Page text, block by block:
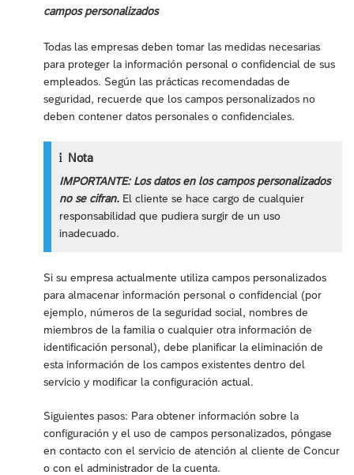
campos personalizados
Todas las empresas deben tomar las medidas necesarias
para proteger la información personal o confidencial de sus
empleados. Según las prácticas recomendadas de
seguridad, recuerde que los campos personalizados no
deben contener datos personales o confidenciales.
Nota
IMPORTANTE: Los datos en los campos personalizados
no se cifran. El cliente se hace cargo de cualquier
responsabilidad que pudiera surgir de un uso
inadecuado.
Si su empresa actualmente utiliza campos personalizados
para almacenar información personal o confidencial (por
ejemplo, números de la seguridad social, nombres de
miembros de la familia o cualquier otra información de
identificación personal), debe planificar la eliminación de
esta información de los campos existentes dentro del
servicio y modificar la configuración actual.
Siguientes pasos: Para obtener información sobre la
configuración y el uso de campos personalizados, póngase
en contacto con el servicio de atención al cliente de Concur
o con el administrador de la cuenta.